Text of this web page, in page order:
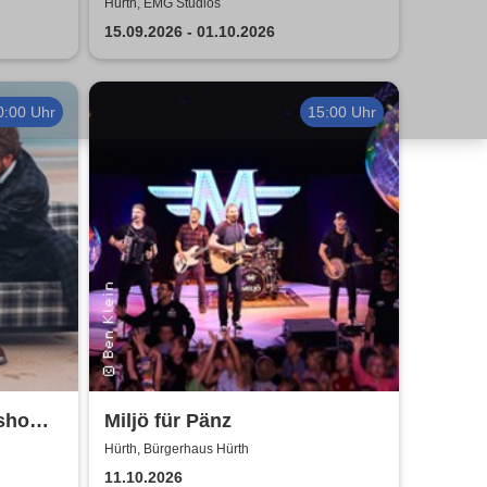
Hürth, EMG Studios
15.09.2026 - 01.10.2026
Uhr 15:00 Uhr
Miljö für Pänz
Hürth, Bürgerhaus Hürth
11.10.2026